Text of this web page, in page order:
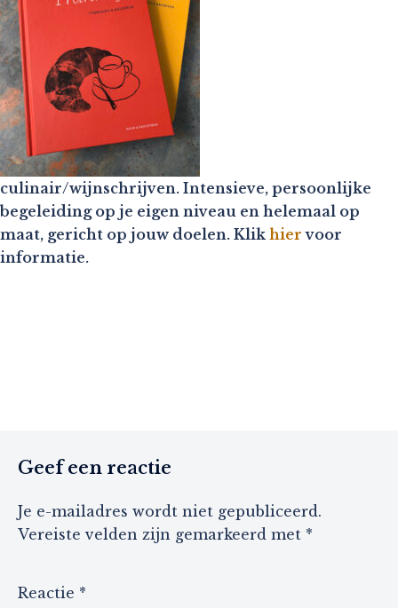
culinair/wijnschrijven. Intensieve, persoonlijke
begeleiding op je eigen niveau en helemaal op
maat, gericht op jouw doelen. Klik hier voor
informatie.
Geef een reactie
Je e-mailadres wordt niet gepubliceerd.
Vereiste velden zijn gemarkeerd met *
Reactie *